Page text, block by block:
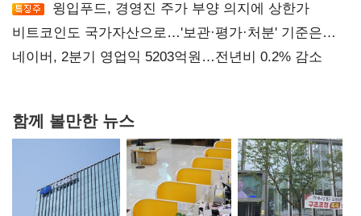
윙입푸드, 경영진 주가 부양 의지에 상한가
비트코인도 국가자산으로…'보관·평가·처분' 기준은
숙제
네이버, 2분기 영업익 5203억원…전년비 0.2% 감소
함께 볼만한 뉴스